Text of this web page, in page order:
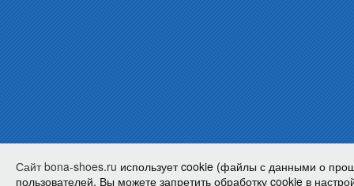
Сайт bona-shoes.ru использует cookie (файлы с данными о
пользователей. Вы можете запретить обработку cookie в